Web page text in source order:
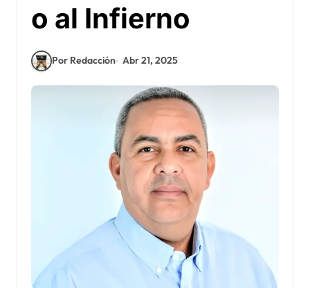
o al Infierno
Por Redacción Abr 21, 2025